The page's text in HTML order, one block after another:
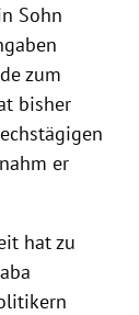
Sohn
zum
bisher
er
hat zu